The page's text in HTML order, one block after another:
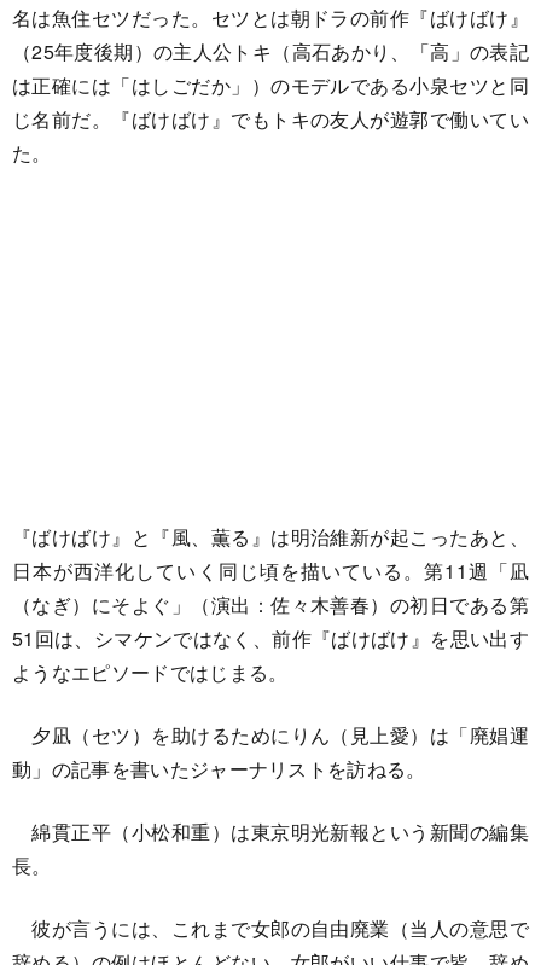
名は魚住セツだった。セツとは朝ドラの前作『ばけばけ』
（25年度後期）の主人公トキ（高石あかり、「高」の表記
は正確には「はしごだか」）のモデルである小泉セツと同
じ名前だ。『ばけばけ』でもトキの友人が遊郭で働いてい
た。
『ばけばけ』と『風、薫る』は明治維新が起こったあと、
日本が西洋化していく同じ頃を描いている。第11週「凪
（なぎ）にそよぐ」（演出：佐々木善春）の初日である第
51回は、シマケンではなく、前作『ばけばけ』を思い出す
ようなエピソードではじまる。
夕凪（セツ）を助けるためにりん（見上愛）は「廃娼運
動」の記事を書いたジャーナリストを訪ねる。
綿貫正平（小松和重）は東京明光新報という新聞の編集
長。
彼が言うには、これまで女郎の自由廃業（当人の意思で